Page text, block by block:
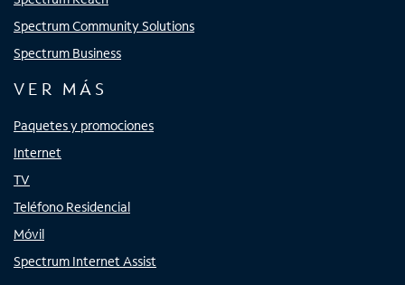
Spectrum Community Solutions
Spectrum Business
VER MÁS
Paquetes y promociones
Internet
TV
Teléfono Residencial
Móvil
Spectrum Internet Assist